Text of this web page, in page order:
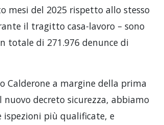
del 2025 rispetto allo stesso
il tragitto casa-lavoro – sono
totale di 271.976 denunce di
Calderone a margine della prima
decreto sicurezza, abbiamo
più qualificate, e